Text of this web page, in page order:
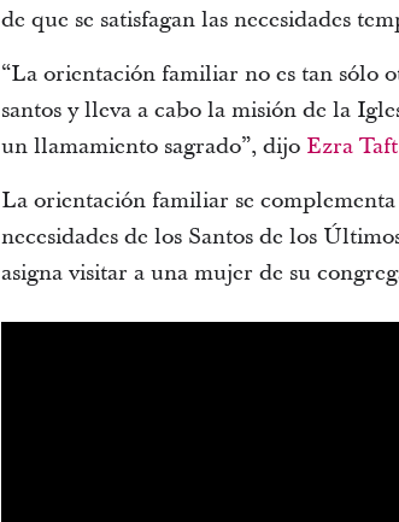
de que se satisfagan las necesidades
“La orientación familiar no es tan sólo
santos y lleva a cabo la misión de la
un llamamiento sagrado”, dijo Ezra
La orientación familiar se
necesidades de los Santos de los
asigna visitar a una mujer de su